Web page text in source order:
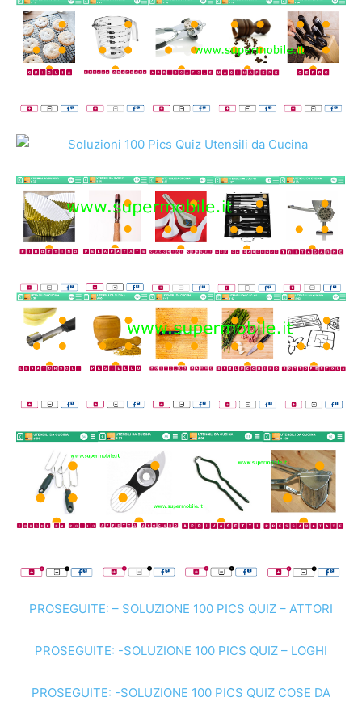
PROSEGUITE: – SOLUZIONE 100 PICS QUIZ – ATTORI
PROSEGUITE: -SOLUZIONE 100 PICS QUIZ – LOGHI
PROSEGUITE: -SOLUZIONE 100 PICS QUIZ COSE DA